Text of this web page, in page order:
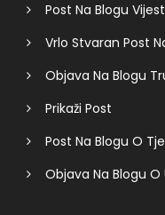
Post Na Blogu
Vrlo Stvaran Post
Objava Na Blogu
Prikaži Post
Post Na Blogu O
Objava Na Blogu O